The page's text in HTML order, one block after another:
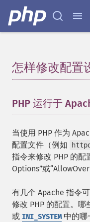
怎样修改配置
PHP 运行于
当使用 PHP 作为
配置文件（例如
指令来修改 PHP 的
Options”或
有几个 Apache 指令
修改 PHP 的配置。哪
或 INI_SYSTEM中的哪